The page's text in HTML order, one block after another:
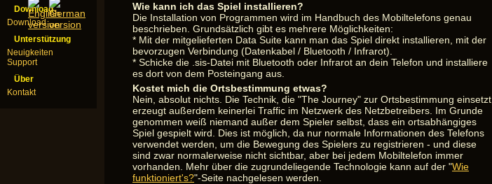
Download
Download
Unterstützung
Neuigkeiten
Support
Über
Kontakt
Wie kann ich das Spiel installieren?
Die Installation von Programmen wird im Handbuch des Mobiltelefons genau
beschrieben. Grundsätzlich gibt es mehrere Möglichkeiten:
* Mit der mitgelieferten Data Suite kann man das Spiel direkt installieren, mit der
bevorzugen Verbindung (Datenkabel / Bluetooth / Infrarot).
* Schicke die .sis-Datei mit Bluetooth oder Infrarot an dein Telefon und installiere
es dort von dem Posteingang aus.
Kostet mich die Ortsbestimmung etwas?
Nein, absolut nichts. Die Technik, die "The Journey" zur Ortsbestimmung einsetzt,
erzeugt außerdem keinerlei Traffic im Netzwerk des Netzbetreibers. Im Grunde
genommen weiß niemand außer dem Spieler selbst, dass ein ortsabhängiges
Spiel gespielt wird. Dies ist möglich, da nur normale Informationen des Telefons
verwendet werden, um die Bewegung des Spielers zu registrieren - und diese
sind zwar normalerweise nicht sichtbar, aber bei jedem Mobiltelefon immer
vorhanden. Mehr über die zugrundeliegende Technologie kann auf der "Wie
funktioniert's?"-Seite nachgelesen werden.